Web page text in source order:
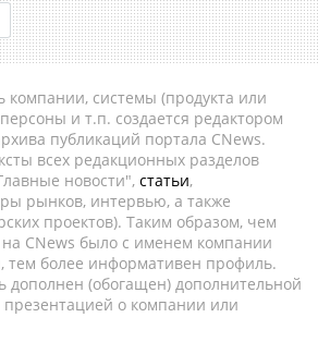
системы (продукта или
и т.п. создается редактором
публикаций портала CNews.
всех редакционных разделов
новости", статьи,
рынков, интервью, а также
проектов). Таким образом, чем
CNews было с именем компании
тем более информативен профиль.
дополнен (обогащен) дополнительной
о компании или